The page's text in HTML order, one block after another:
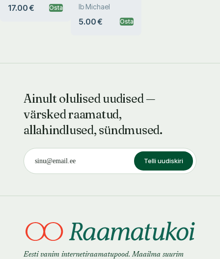
17.00 € Osta Ib Michael
5.00 € Osta
Ainult olulised uudised —
värsked raamatud,
allahindlused, sündmused.
Telli uudiskiri
Eesti vanim internetiraamatupood. Maailma suurim